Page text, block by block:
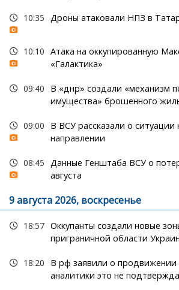
10:35 Дроны атаковали НПЗ в
10:10 Атака на оккупированную
«Галактика»
09:40
В «днр» создали «механизм
имущества» брошенного
09:00
В ВСУ рассказали о
направлении
08:45 Данные Генштаба ВСУ о
августа
9 августа 2026, воскресенье
18:57 Оккупанты создали новые
приграничной области
18:20
В рф заявили о продвижении
аналитики это не